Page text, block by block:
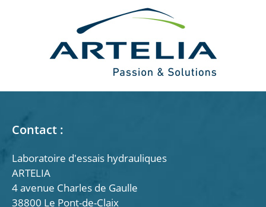
Contact :
Laboratoire d'essais hydrauliques
ARTELIA
4 avenue Charles de Gaulle
38800 Le Pont-de-Claix